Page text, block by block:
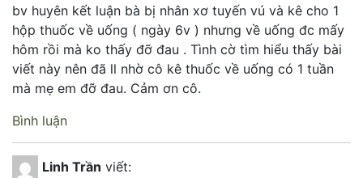
bv huyên kết luận bà bị nhân xơ tuyến vú và kê cho 1
hộp thuốc về uống ( ngày 6v ) nhưng về uống đc mấy
hôm rồi mà ko thấy đỡ đau . Tình cờ tìm hiểu thấy bài
viết này nên đã ll nhờ cô kê thuốc về uống có 1 tuần
mà mẹ em đỡ đau. Cảm ơn cô.
Bình luận
Linh Trần viết: